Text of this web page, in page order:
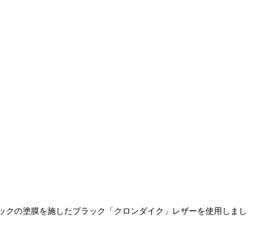
の塗膜を施したブラック「クロンダイク」レザーを使用しまし